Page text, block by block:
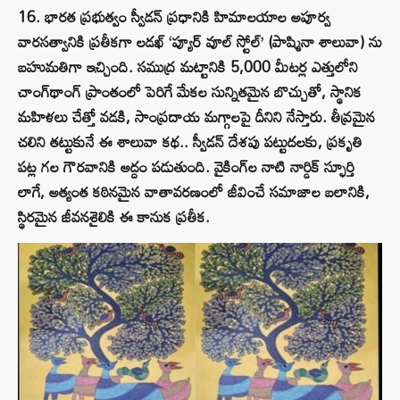
16. భారత ప్రభుత్వం స్వీడన్ ప్రధానికి హిమాలయాల అపూర్వ
వారసత్వానికి ప్రతీకగా లడఖ్ ‘ప్యూర్ వూల్ స్టోల్’ (పాష్మినా శాలువా) ను
బహుమతిగా ఇచ్చింది. సముద్ర మట్టానికి 5,000 మీటర్ల ఎత్తులోని
చాంగ్‌థాంగ్ ప్రాంతంలో పెరిగే మేకల సున్నితమైన బొచ్చుతో, స్థానిక
మహిళలు చేత్తో వడకి, సాంప్రదాయ మగ్గాలపై దీనిని నేస్తారు. తీవ్రమైన
చలిని తట్టుకునే ఈ శాలువా కథ.. స్వీడన్ దేశపు పట్టుదలకు, ప్రకృతి
పట్ల గల గౌరవానికి అద్దం పడుతుంది. వైకింగ్‌ల నాటి నార్డిక్ స్ఫూర్తి
లాగే, అత్యంత కఠినమైన వాతావరణంలో జీవించే సమాజాల బలానికి,
స్థిరమైన జీవనశైలికి ఈ కానుక ప్రతీక.